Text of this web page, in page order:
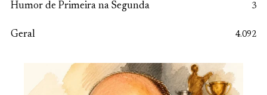
Humor de Primeira na Segunda 3
Geral 4.092